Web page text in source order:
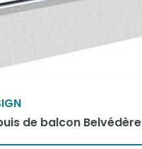
de balcon Belvédère